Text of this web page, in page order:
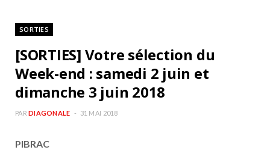
SORTIES
[SORTIES] Votre sélection du
Week-end : samedi 2 juin et
dimanche 3 juin 2018
PAR DIAGONALE 31 MAI 2018
PIBRAC